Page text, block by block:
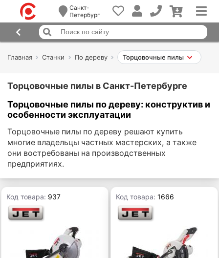
Санкт-
Петербург
Главная Станки По дереву Торцовочные пилы
Торцовочные пилы в Санкт-Петербурге
Торцовочные пилы по дереву: конструктив и
особенности эксплуатации
Торцовочные пилы по дереву решают купить
многие владельцы частных мастерских, а также
они востребованы на производственных
предприятиях.
Код товара: 937 Код товара:1666